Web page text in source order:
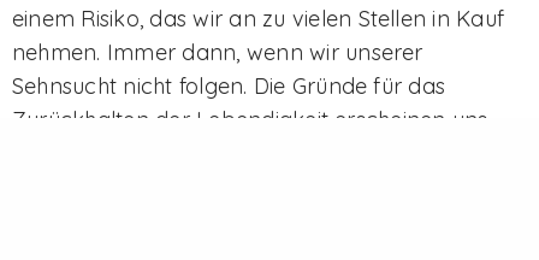
einem Risiko, das wir an zu vielen Stellen in Kauf
nehmen. Immer dann, wenn wir unserer
Sehnsucht nicht folgen. Die Gründe für das
Zurückhalten der Lebendigkeit erscheinen uns